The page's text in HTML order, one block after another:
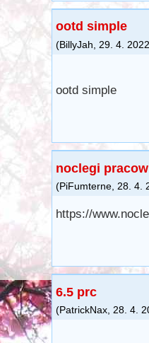
ootd simple
(BillyJah 29. 4. 2022
ootd simple
noclegi
(PiFumterne 28. 4.
https://
6.5 prc
(PatrickNax, 28. 4.